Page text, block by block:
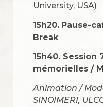
University, USA)
15h20. Pause-
Break
15h40. Session
mémorielles /
Animation /
SINOIMERI,